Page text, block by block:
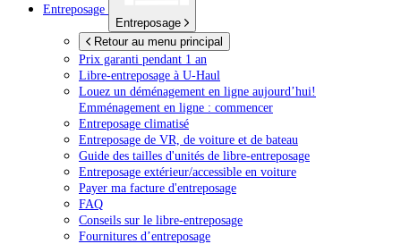
Entreposage
Entreposage
Retour au menu principal
Prix garanti pendant 1 an
Libre-entreposage à U-Haul
Louez un déménagement en ligne aujourd’hui!
Emménagement en ligne : commencer
Entreposage climatisé
Entreposage de VR, de voiture et de bateau
Guide des tailles d'unités de libre-entreposage
Entreposage extérieur/accessible en voiture
Payer ma facture d'entreposage
FAQ
Conseils sur le libre-entreposage
Fournitures d’entreposage